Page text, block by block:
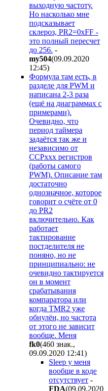
выходную частоту.
Но насколько мне
подсказывает
склероз, PR2=0xFF -
это полный пересчет
до 256. -
my504(09.09.2020
12:45)
Формула там есть, в
разделе для PWM и
написана 2-3 раза
(ещё на диаграммах с
примерами).
Очевидно, что
период таймера
задаётся так же и
независимо от
CCPxxx регистров
(работы самого
PWM). Описание там
достаточно
однозначное, которое
говорит о счёте от 0
до PR2
включительно. Как
работает
тактирование
постделителя не
поняно, но не
принципиально: не
очевидно тактируется
он в момент
срабатывания
компаратора или
когда TMR2 уже
обнулён, но частота
от этого не зависит
вообще. Меня
fk0(460 знак.,
09.09.2020 12:41)
Sleep у меня
вообще в коде
отсутствует -
FDA(09.09.2020